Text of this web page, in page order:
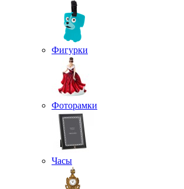
Фигурки
Фоторамки
Часы